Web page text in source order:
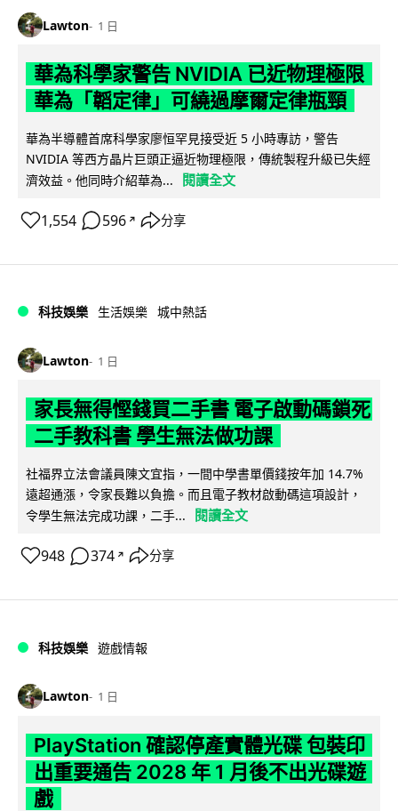
Lawton 1 日
華為科學家警告 NVIDIA 已近物理極限
華為「韜定律」可繞過摩爾定律瓶頸
華為半導體首席科學家廖恒罕見接受近 5 小時專訪，警告
NVIDIA 等西方晶片巨頭正逼近物理極限，傳統製程升級已失經
濟效益。他同時介紹華為...
閱讀全文
1,554 596 ↗ 分享
科技娛樂 生活娛樂 城中熱話
Lawton 1 日
家長無得慳錢買二手書 電子啟動碼鎖死
二手教科書 學生無法做功課
社福界立法會議員陳文宜指，一間中學書單價錢按年加 14.7%
遠超通漲，令家長難以負擔。而且電子教材啟動碼這項設計，
令學生無法完成功課，二手...
閱讀全文
948 374 ↗ 分享
科技娛樂 遊戲情報
Lawton 1 日
PlayStation 確認停產實體光碟 包裝印
出重要通告 2028 年 1 月後不出光碟遊
戲